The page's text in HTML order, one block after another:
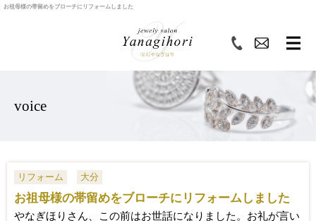
お祖母様の帯留めをブローチにリフォームしました
voice
リフォーム 大分
お祖母様の帯留めをブローチにリフォームしました
やなぎほりさん、この前はお世話になりました。 お礼が言い